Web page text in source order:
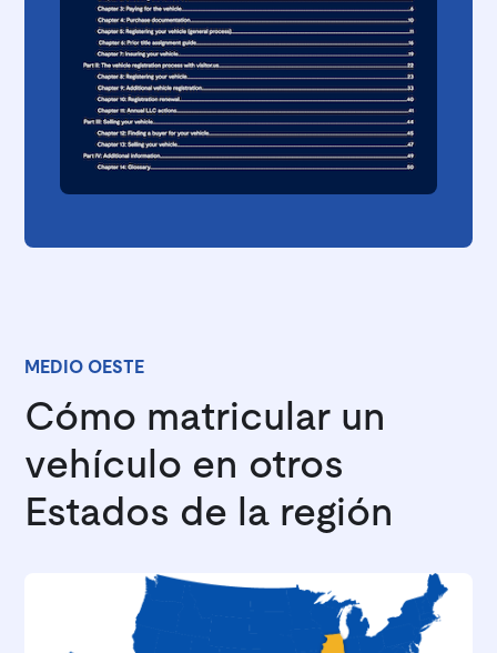
MEDIO OESTE
Cómo matricular un
vehículo en otros
Estados de la región